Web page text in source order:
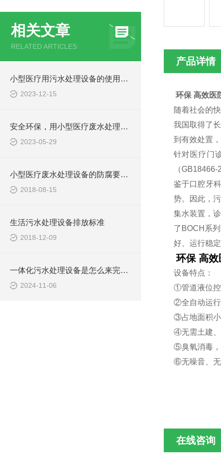
相关文章
RELATED ARTICLES
小型医疗用污水处理设备的使用注意事项
2023-12-15
安全环保，用小型医疗废水处理设备
2023-05-29
小型医疗废水处理设备的防腐要求你做到了吗
2018-08-15
生活污水处理设备排放标准
2018-12-09
一体化污水处理设备是怎么来完成污水处理工作的？
2024-11-06
产品详情
环保 高效医
随着社会的
我国取得了
到有效处置
针对医疗门
（
鉴于口腔牙
势。因此，
集水装置，
了BOCH系
好、运行稳
环保 高效
设备特点：
①管道液位控
②全自动运行
③占地面积小
④无需土建
⑤臭氧消毒，
⑥无噪音、
在线咨询